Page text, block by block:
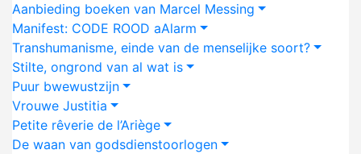
Aanbieding boeken van Marcel Messing
Manifest: CODE ROOD aAlarm
Transhumanisme, einde van de menselijke soort?
Stilte, ongrond van al wat is
Puur bwewustzijn
Vrouwe Justitia
Petite rêverie de l’Ariège
De waan van godsdienstoorlogen